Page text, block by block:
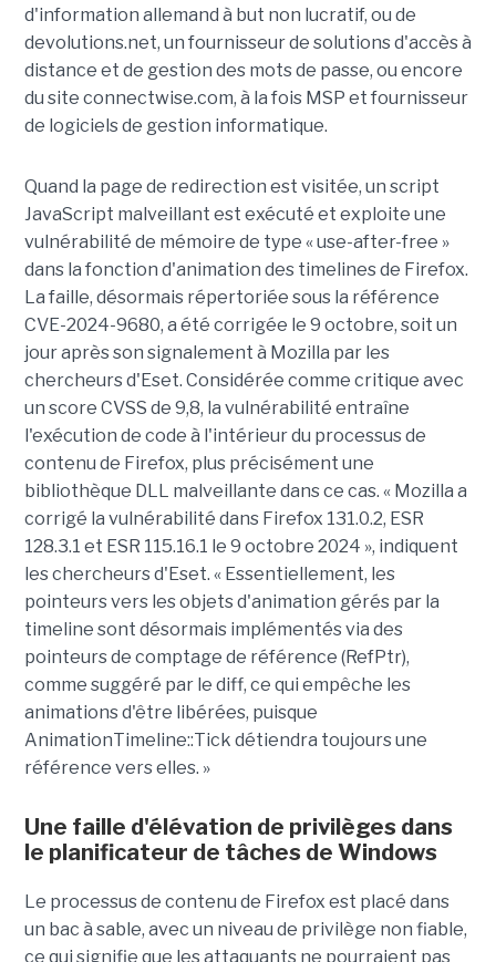
d'information allemand à but non lucratif, ou de
devolutions.net, un fournisseur de solutions d'accès à
distance et de gestion des mots de passe, ou encore
du site connectwise.com, à la fois MSP et fournisseur
de logiciels de gestion informatique.
Quand la page de redirection est visitée, un script
JavaScript malveillant est exécuté et exploite une
vulnérabilité de mémoire de type « use-after-free »
dans la fonction d'animation des timelines de Firefox.
La faille, désormais répertoriée sous la référence
CVE-2024-9680, a été corrigée le 9 octobre, soit un
jour après son signalement à Mozilla par les
chercheurs d'Eset. Considérée comme critique avec
un score CVSS de 9,8, la vulnérabilité entraîne
l'exécution de code à l'intérieur du processus de
contenu de Firefox, plus précisément une
bibliothèque DLL malveillante dans ce cas. « Mozilla a
corrigé la vulnérabilité dans Firefox 131.0.2, ESR
128.3.1 et ESR 115.16.1 le 9 octobre 2024 », indiquent
les chercheurs d'Eset. « Essentiellement, les
pointeurs vers les objets d'animation gérés par la
timeline sont désormais implémentés via des
pointeurs de comptage de référence (RefPtr),
comme suggéré par le diff, ce qui empêche les
animations d'être libérées, puisque
AnimationTimeline::Tick détiendra toujours une
référence vers elles. »
Une faille d'élévation de privilèges dans
le planificateur de tâches de Windows
Le processus de contenu de Firefox est placé dans
un bac à sable, avec un niveau de privilège non fiable,
ce qui signifie que les attaquants ne pourraient pas